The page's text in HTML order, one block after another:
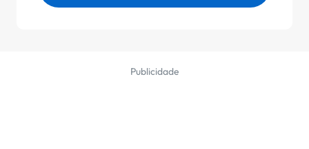
Publicidade